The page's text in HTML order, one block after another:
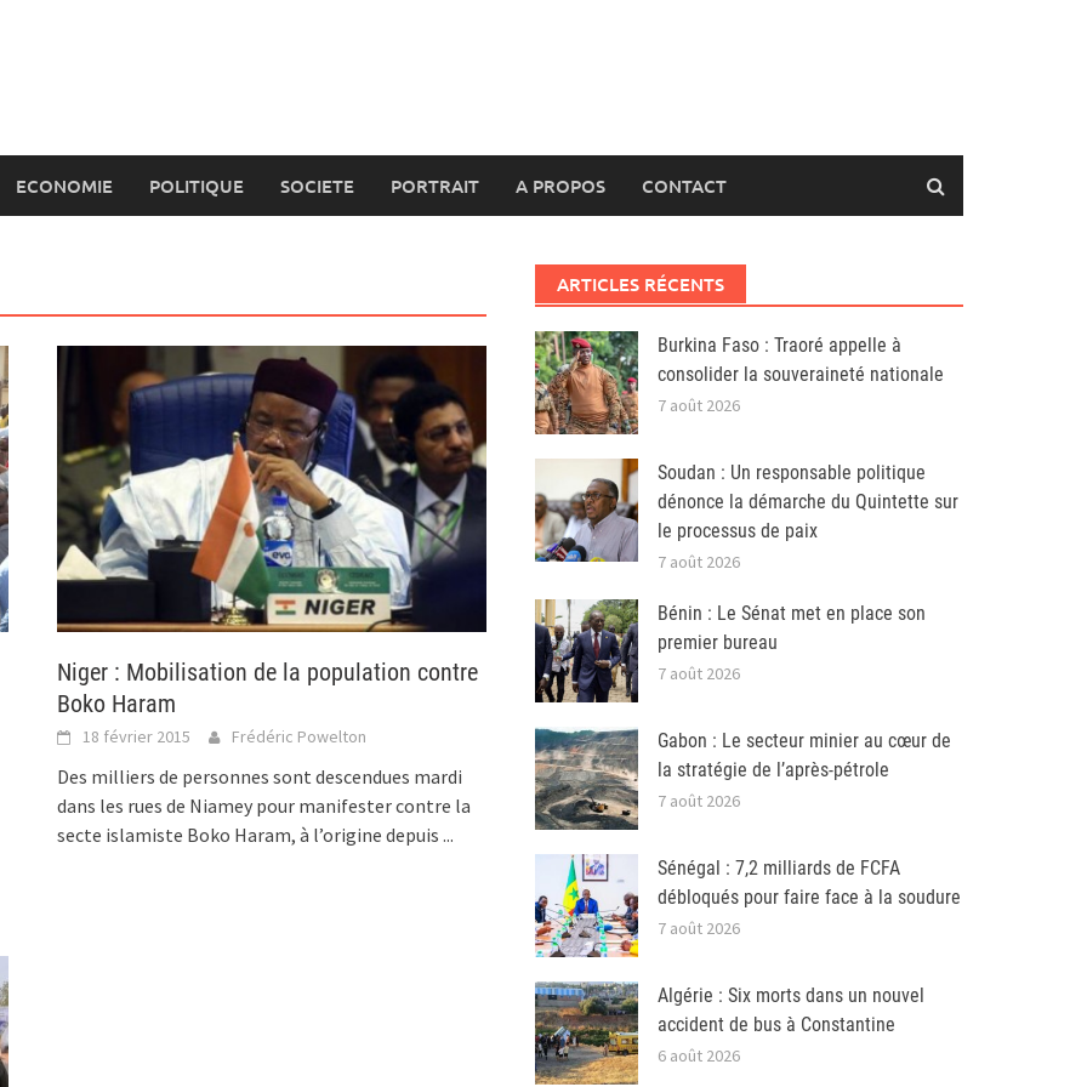
ECONOMIE POLITIQUE SOCIETE PORTRAIT A PROPOS CONTACT
Niger : Mobilisation de la population contre
Boko Haram
18 février 2015 Frédéric Powelton
Des milliers de personnes sont descendues mardi
dans les rues de Niamey pour manifester contre la
secte islamiste Boko Haram, à l’origine depuis...
ARTICLES RÉCENTS
Burkina Faso : Traoré appelle à
consolider la souveraineté nationale
7 août 2026
Soudan : Un responsable politique
dénonce la démarche du Quintette sur
le processus de paix
7 août 2026
Bénin : Le Sénat met en place son
premier bureau
7 août 2026
Gabon : Le secteur minier au cœur de
la stratégie de l’après-pétrole
7 août 2026
Sénégal : 7,2 milliards de FCFA
débloqués pour faire face à la soudure
7 août 2026
Algérie : Six morts dans un nouvel
accident de bus à Constantine
6 août 2026